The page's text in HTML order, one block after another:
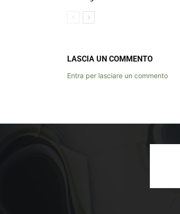
LASCIA UN COMMENTO
Entra per lasciare un commento